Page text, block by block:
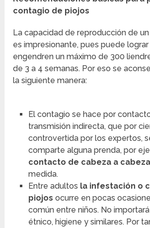
contagio de piojos
La capacidad de reproducción de
es impresionante, pues puede
engendren un máximo de 300
de 3 a 4 semanas. Por eso se
la siguiente manera:
El contagio se hace por
transmisión indirecta, que por
controvertida por los expertos,
comparte alguna prenda, por
contacto de cabeza a cabeza
medida.
Entre adultos la infestación o
piojos ocurre en pocas
común entre niños. No
étnico, higiene y similares. Por